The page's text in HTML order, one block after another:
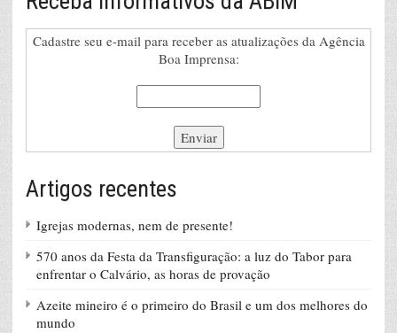
Cadastre seu e-mail para receber as atualizações da Agência
Boa Imprensa:
Artigos recentes
Igrejas modernas, nem de presente!
570 anos da Festa da Transfiguração: a luz do Tabor para
enfrentar o Calvário, as horas de provação
Azeite mineiro é o primeiro do Brasil e um dos melhores do
mundo